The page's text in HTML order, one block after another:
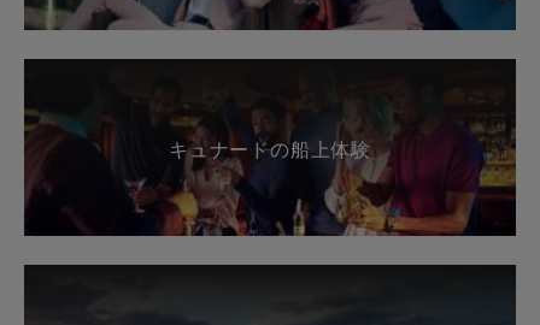
キュナードの船上体験